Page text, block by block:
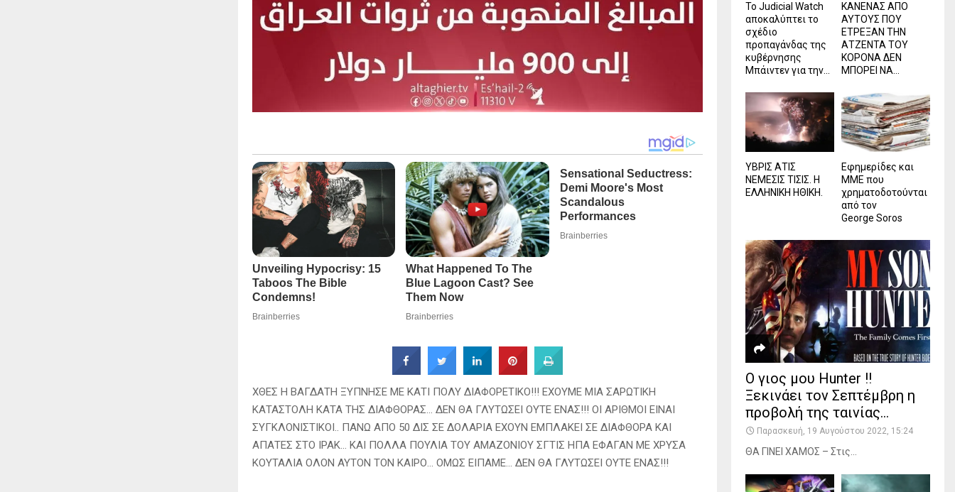
ΧΘΕΣ Η ΒΑΓΔΑΤΗ ΞΥΠΝΗΣΕ ΜΕ ΚΑΤΙ ΠΟΛΥ ΔΙΑΦΟΡΕΤΙΚΟ!!! ΕΧΟΥΜΕ ΜΙΑ ΣΑΡΩΤΙΚΗ
ΚΑΤΑΣΤΟΛΗ ΚΑΤΑ ΤΗΣ ΔΙΑΦΘΟΡΑΣ… ΔΕΝ ΘΑ ΓΛΥΤΩΣΕΙ ΟΥΤΕ ΕΝΑΣ!!! ΟΙ ΑΡΙΘΜΟΙ ΕΙΝΑΙ
ΣΥΓΚΛΟΝΙΣΤΙΚΟΙ.. ΠΑΝΩ ΑΠΟ 50 ΔΙΣ ΣΕ ΔΟΛΑΡΙΑ ΕΧΟΥΝ ΕΜΠΛΑΚΕΙ ΣΕ ΔΙΑΦΘΟΡΑ ΚΑΙ
ΑΠΑΤΕΣ ΣΤΟ ΙΡΑΚ… ΚΑΙ ΠΟΛΛΑ ΠΟΥΛΙΑ ΤΟΥ ΑΜΑΖΟΝΙΟΥ ΣΓΤΙΣ ΗΠΑ ΕΦΑΓΑΝ ΜΕ ΧΡΥΣΑ
ΚΟΥΤΑΛΙΑ ΟΛΟΝ ΑΥΤΟΝ ΤΟΝ ΚΑΙΡΟ… ΟΜΩΣ ΕΙΠΑΜΕ… ΔΕΝ ΘΑ ΓΛΥΤΩΣΕΙ ΟΥΤΕ ΕΝΑΣ!!!
Το Judicial Watch
αποκαλύπτει το
σχέδιο
προπαγάνδας της
κυβέρνησης
Μπάιντεν για την...
ΚΑΝΕΝΑΣ ΑΠΟ
ΑΥΤΟΥΣ ΠΟΥ
ΕΤΡΕΞΑΝ ΤΗΝ
ΑΤΖΕΝΤΑ ΤΟΥ
ΚΟΡΟΝΑ ΔΕΝ
ΜΠΟΡΕΙ ΝΑ...
ΥΒΡΙΣ ΑΤΙΣ
ΝΕΜΕΣΙΣ ΤΙΣΙΣ. Η
ΕΛΛΗΝΙΚΗ ΗΘΙΚΗ.
Εφημερίδες και
ΜΜΕ που
χρηματοδοτούνται
από τον
George Soros
Ο γιος μου Hunter !!
Ξεκινάει τον Σεπτέμβρη η
προβολή της ταινίας...
Παρασκευή, 19 Αυγούστου 2022, 15:24
ΘΑ ΓΙΝΕΙ ΧΑMΟΣ – Στις...